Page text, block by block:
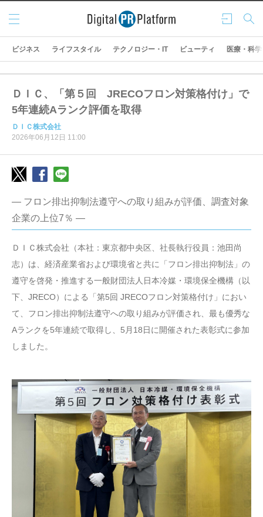
ログ
イン
検索
メニ
ュー
ビジネス ライフスタイル テクノロジー・IT ビューティ 医療・科学
ＤＩＣ、「第５回 JRECOフロン対策格付け」で
5年連続Aランク評価を取得
ＤＩＣ株式会社
2026年06月12日 11:00
― フロン排出抑制法遵守への取り組みが評価、調査対象
企業の上位7％ ―
ＤＩＣ株式会社（本社：東京都中央区、社長執行役員：池田尚
志）は、経済産業省および環境省と共に「フロン排出抑制法」の
遵守を啓発・推進する一般財団法人日本冷媒・環境保全機構（以
下、JRECO）による「第5回 JRECOフロン対策格付け」におい
て、フロン排出抑制法遵守への取り組みが評価され、最も優秀な
Aランクを5年連続で取得し、5月18日に開催された表彰式に参加
しました。